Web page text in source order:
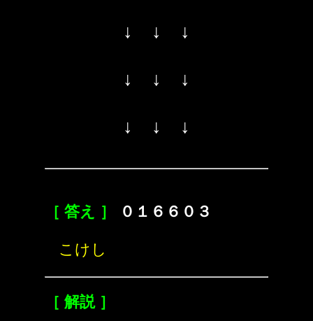
↓ ↓ ↓
↓ ↓ ↓
↓ ↓ ↓
［ 答え ］ ０１６６０３
こけし
［ 解説 ］